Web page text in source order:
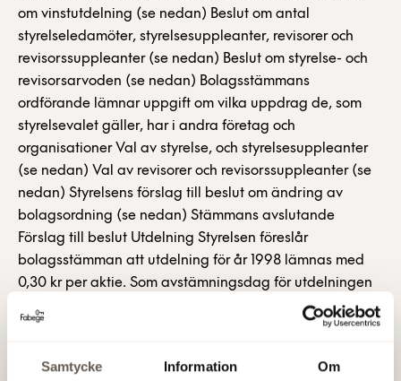
Samtycke Information Om
om vinstutdelning (se nedan) Beslut om antal
styrelseledamöter, styrelsesuppleanter, revisorer och
revisorssuppleanter (se nedan) Beslut om styrelse- och
revisorsarvoden (se nedan) Bolagsstämmans
ordförande lämnar uppgift om vilka uppdrag de, som
styrelsevalet gäller, har i andra företag och
organisationer Val av styrelse, och styrelsesuppleanter
(se nedan) Val av revisorer och revisorssuppleanter (se
nedan) Styrelsens förslag till beslut om ändring av
bolagsordning (se nedan) Stämmans avslutande
Förslag till beslut Utdelning Styrelsen föreslår
bolagsstämman att utdelning för år 1998 lämnas med
0,30 kr per aktie. Som avstämningsdag för utdelningen
föreslås måndagen den 3 maj 1999. Beslutar
bolagsstämman enligt förslaget, beräknas utdelningen
1999. Val av styrelse och revisorer mm Aktieägare, som